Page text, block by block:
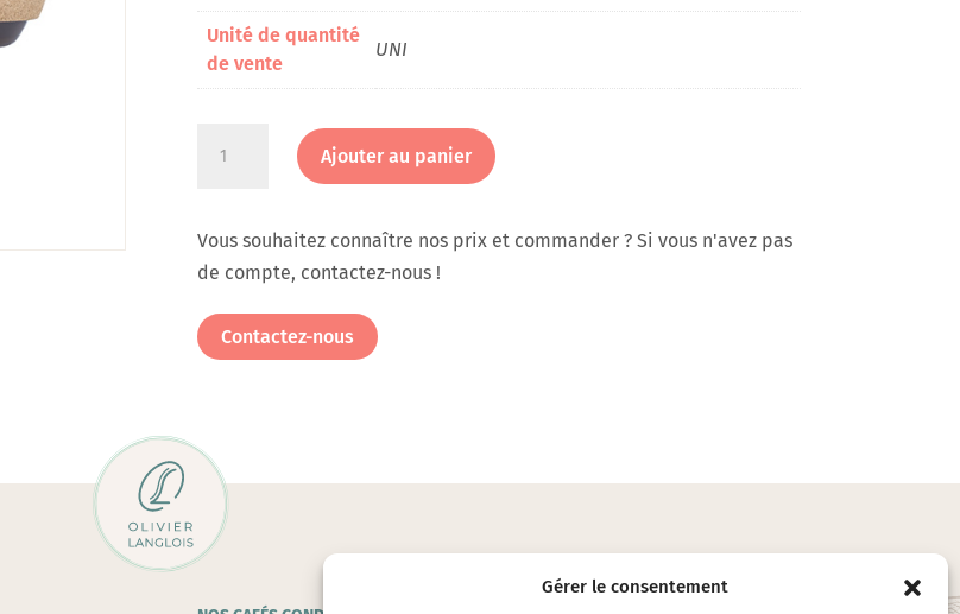
Gérer le consentement
Unité de quantité
de vente
UNI
à
café
10
Cl
et
liège
coffret
Ajouter au panier
Vous souhaitez connaître nos prix et commander ? Si vous n'avez pas
de compte, contactez-nous !
Contactez-nous